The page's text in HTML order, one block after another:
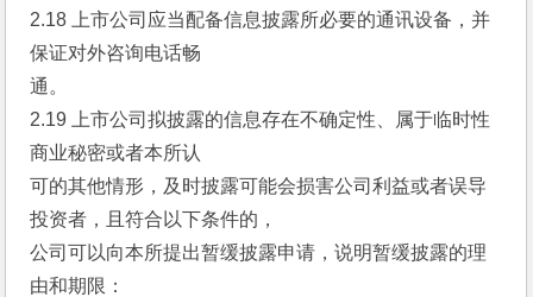
2.18 上市公司应当配备信息披露所必要的通讯设备，并
保证对外咨询电话畅
通。
2.19 上市公司拟披露的信息存在不确定性、属于临时性
商业秘密或者本所认
可的其他情形，及时披露可能会损害公司利益或者误导
投资者，且符合以下条件的，
公司可以向本所提出暂缓披露申请，说明暂缓披露的理
由和期限：